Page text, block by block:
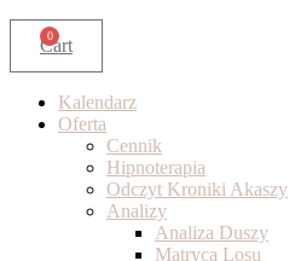
0
Cart
Kalendarz
Oferta
Cennik
Hipnoterapia
Odczyt Kroniki Akaszy
Analizy
Analiza Duszy
Matryca Losu